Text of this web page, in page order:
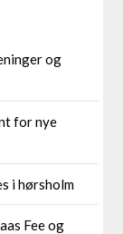
og
for nye
i hørsholm
Fee og